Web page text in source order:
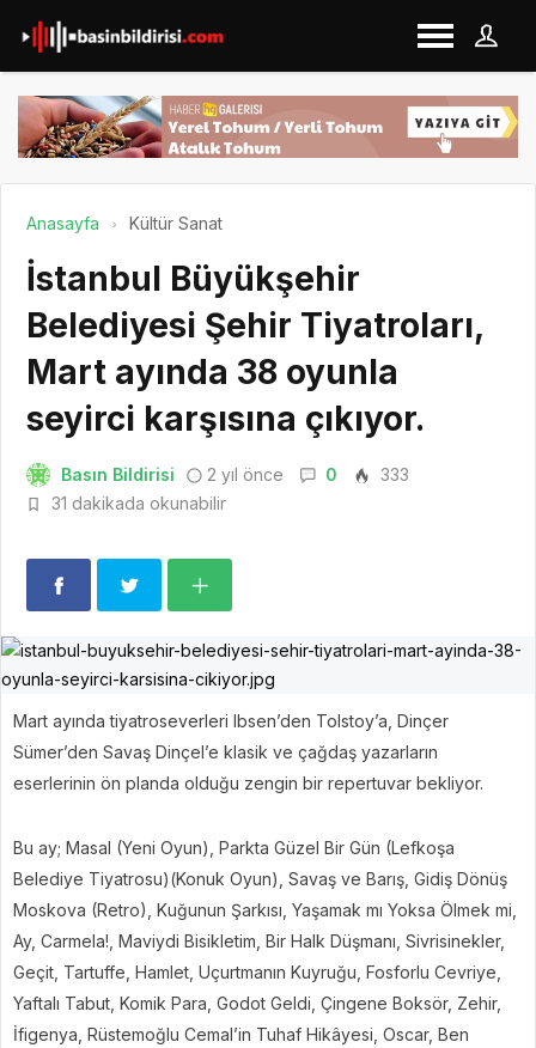
Anasayfa Kültür Sanat
İstanbul Büyükşehir
Belediyesi Şehir Tiyatroları,
Mart ayında 38 oyunla
seyirci karşısına çıkıyor.
Basın Bildirisi 2 yıl önce 0
333
31 dakikada okunabilir
Mart ayında tiyatroseverleri Ibsen’den Tolstoy’a, Dinçer
Sümer’den Savaş Dinçel’e klasik ve çağdaş yazarların
eserlerinin ön planda olduğu zengin bir repertuvar bekliyor.
Bu ay; Masal (Yeni Oyun), Parkta Güzel Bir Gün (Lefkoşa
Belediye Tiyatrosu)(Konuk Oyun), Savaş ve Barış, Gidiş Dönüş
Moskova (Retro), Kuğunun Şarkısı, Yaşamak mı Yoksa Ölmek mi,
Ay, Carmela!, Maviydi Bisikletim, Bir Halk Düşmanı, Sivrisinekler,
Geçit, Tartuffe, Hamlet, Uçurtmanın Kuyruğu, Fosforlu Cevriye,
Yaftalı Tabut, Komik Para, Godot Geldi, Çingene Boksör, Zehir,
İfigenya, Rüstemoğlu Cemal’in Tuhaf Hikâyesi, Oscar, Ben